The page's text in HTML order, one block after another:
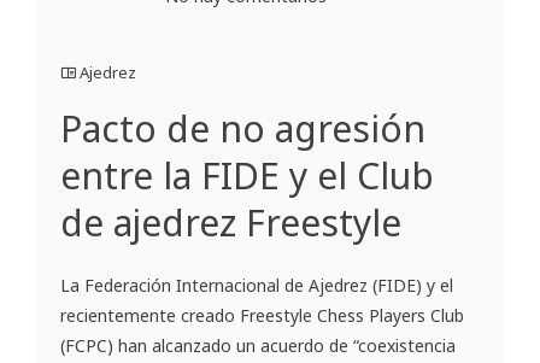
Ajedrez
Pacto de no agresión
entre la FIDE y el Club
de ajedrez Freestyle
La Federación Internacional de Ajedrez (FIDE) y el
recientemente creado Freestyle Chess Players Club
(FCPC) han alcanzado un acuerdo de “coexistencia